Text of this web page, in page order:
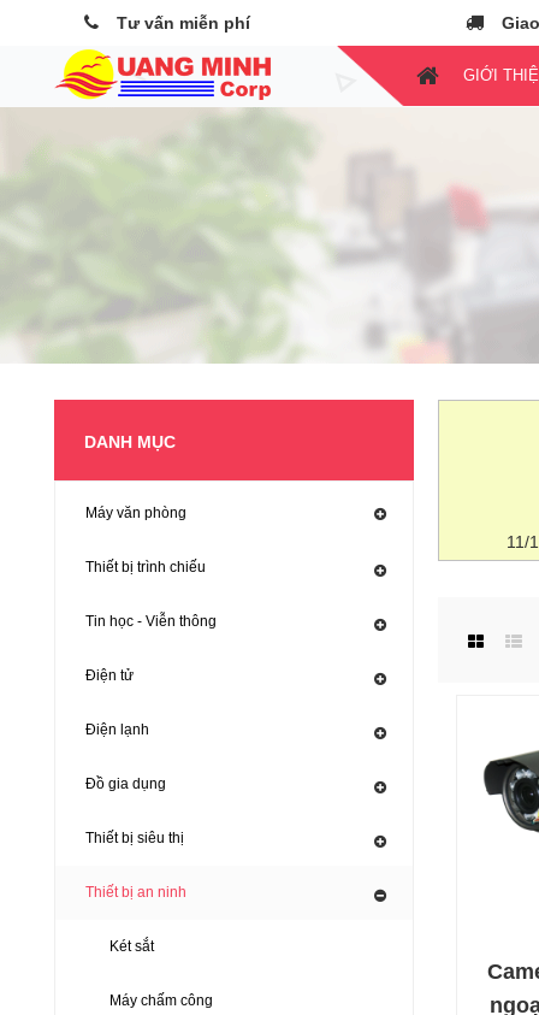
Tư vấn miễn phí
GIỚI
DANH MỤC
Máy văn phòng
Thiết bị trình chiếu
Tin học - Viễn thông
Điện tử
Điện lạnh
Đồ gia dụng
Thiết bị siêu thị
Thiết bị an ninh
Két sắt
Máy chấm công
11/